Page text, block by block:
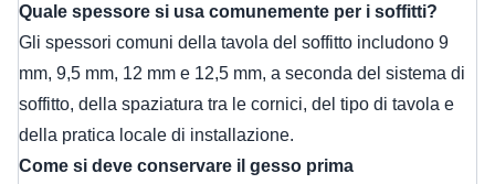
Quale spessore si usa comunemente per i soffitti?
Gli spessori comuni della tavola del soffitto includono 9
mm, 9,5 mm, 12 mm e 12,5 mm, a seconda del sistema di
soffitto, della spaziatura tra le cornici, del tipo di tavola e
della pratica locale di installazione.
Come si deve conservare il gesso prima